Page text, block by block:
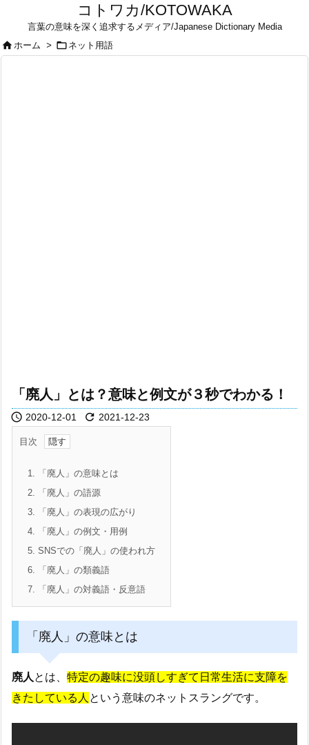
コトワカ/KOTOWAKA
言葉の意味を深く追求するメディア/Japanese Dictionary Media
ホーム >  ネット用語
「廃人」とは？意味と例文が３秒でわかる！
 2020-12-01  2021-12-23
目次
1. 「廃人」の意味とは
2. 「廃人」の語源
3. 「廃人」の表現の広がり
4. 「廃人」の例文・用例
5. SNSでの「廃人」の使われ方
6. 「廃人」の類義語
7. 「廃人」の対義語・反意語
「廃人」の意味とは
廃人 とは、 特定の趣味に没頭しすぎて日常生活に支障を
きたしている人 という意味のネットスラングです。